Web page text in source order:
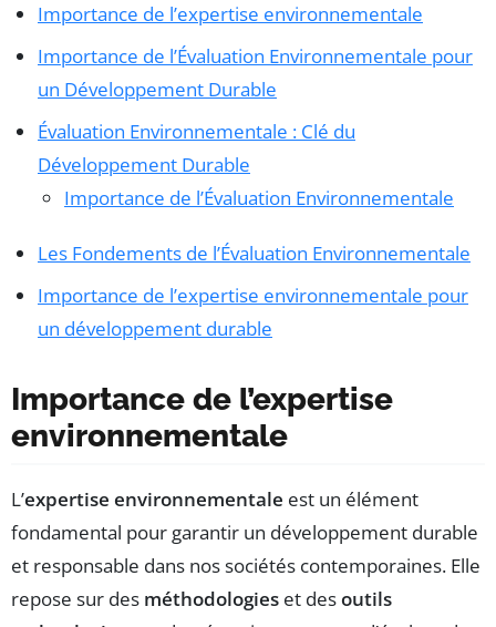
Importance de l’expertise environnementale
Importance de l’Évaluation Environnementale pour
un Développement Durable
Évaluation Environnementale : Clé du
Développement Durable
Importance de l’Évaluation Environnementale
Les Fondements de l’Évaluation Environnementale
Importance de l’expertise environnementale pour
un développement durable
Importance de l’expertise
environnementale
L’expertise environnementale est un élément
fondamental pour garantir un développement durable
et responsable dans nos sociétés contemporaines. Elle
repose sur des méthodologies et desoutils